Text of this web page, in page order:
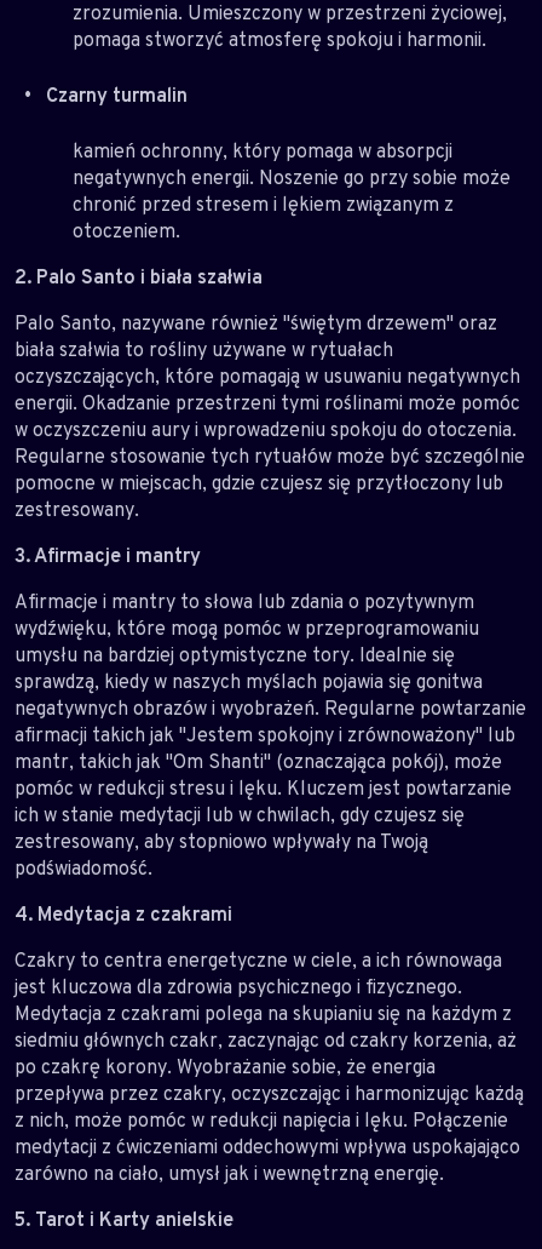
zrozumienia. Umieszczony w przestrzeni życiowej,
pomaga stworzyć atmosferę spokoju i harmonii.
Czarny turmalin
kamień ochronny, który pomaga w absorpcji
negatywnych energii. Noszenie go przy sobie może
chronić przed stresem i lękiem związanym z
otoczeniem.
2. Palo Santo i biała szałwia
Palo Santo, nazywane również "świętym drzewem" oraz
biała szałwia to rośliny używane w rytuałach
oczyszczających, które pomagają w usuwaniu negatywnych
energii. Okadzanie przestrzeni tymi roślinami może pomóc
w oczyszczeniu aury i wprowadzeniu spokoju do otoczenia.
Regularne stosowanie tych rytuałów może być szczególnie
pomocne w miejscach, gdzie czujesz się przytłoczony lub
zestresowany.
3. Afirmacje i mantry
Afirmacje i mantry to słowa lub zdania o pozytywnym
wydźwięku, które mogą pomóc w przeprogramowaniu
umysłu na bardziej optymistyczne tory. Idealnie się
sprawdzą, kiedy w naszych myślach pojawia się gonitwa
negatywnych obrazów i wyobrażeń. Regularne powtarzanie
afirmacji takich jak "Jestem spokojny i zrównoważony" lub
mantr, takich jak "Om Shanti" (oznaczająca pokój), może
pomóc w redukcji stresu i lęku. Kluczem jest powtarzanie
ich w stanie medytacji lub w chwilach, gdy czujesz się
zestresowany, aby stopniowo wpływały na Twoją
podświadomość.
4. Medytacja z czakrami
Czakry to centra energetyczne w ciele, a ich równowaga
jest kluczowa dla zdrowia psychicznego i fizycznego.
Medytacja z czakrami polega na skupianiu się na każdym z
siedmiu głównych czakr, zaczynając od czakry korzenia, aż
po czakrę korony. Wyobrażanie sobie, że energia
przepływa przez czakry, oczyszczając i harmonizując każdą
z nich, może pomóc w redukcji napięcia i lęku. Połączenie
medytacji z ćwiczeniami oddechowymi wpływa uspokajająco
zarówno na ciało, umysł jak i wewnętrzną energię.
5. Tarot i Karty anielskie